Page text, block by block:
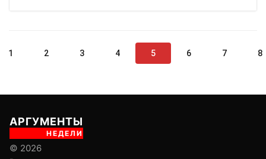
1 2 3 4 5 6 7 8
АРГУМЕНТЫ
НЕДЕЛИ
© 2026